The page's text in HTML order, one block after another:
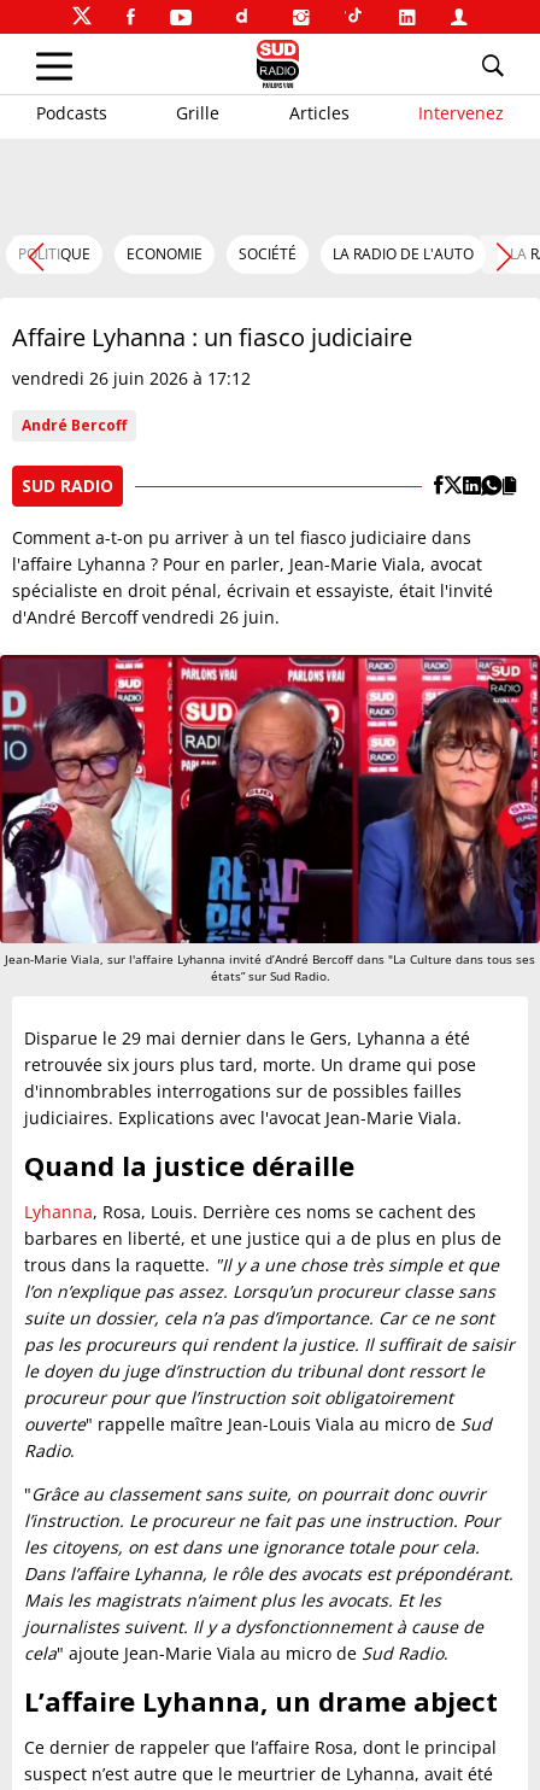
Podcasts Grille Articles Intervenez
POLITIQUE ECONOMIE SOCIÉTÉ LA RADIO DE L'AUTO LA
Affaire Lyhanna : un fiasco judiciaire
vendredi 26 juin 2026 à 17:12
André Bercoff
SUD RADIO
Comment a-t-on pu arriver à un tel fiasco judiciaire dans
l'affaire Lyhanna ? Pour en parler, Jean-Marie Viala, avocat
spécialiste en droit pénal, écrivain et essayiste, était l'invité
d'André Bercoff vendredi 26 juin.
Jean-Marie Viala, sur l'affaire Lyhanna invité d’André Bercoff dans "La Culture dans tous ses
états” sur Sud Radio.
Disparue le 29 mai dernier dans le Gers, Lyhanna a été
retrouvée six jours plus tard, morte. Un drame qui pose
d'innombrables interrogations sur de possibles failles
judiciaires. Explications avec l'avocat Jean-Marie Viala.
Quand la justice déraille
Lyhanna, Rosa, Louis. Derrière ces noms se cachent des
barbares en liberté, et une justice qui a de plus en plus de
trous dans la raquette. "Il y a une chose très simple et que
l’on n’explique pas assez. Lorsqu’un procureur classe sans
suite un dossier, cela n’a pas d’importance. Car ce ne sont
pas les procureurs qui rendent la justice. Il suffirait de saisir
le doyen du juge d’instruction du tribunal dont ressort le
procureur pour que l’instruction soit obligatoirement
ouverte" rappelle maître Jean-Louis Viala au micro de Sud
Radio.
"Grâce au classement sans suite, on pourrait donc ouvrir
l’instruction. Le procureur ne fait pas une instruction. Pour
les citoyens, on est dans une ignorance totale pour cela.
Dans l’affaire Lyhanna, le rôle des avocats est prépondérant.
Mais les magistrats n’aiment plus les avocats. Et les
journalistes suivent. Il y a dysfonctionnement à cause de
cela" ajoute Jean-Marie Viala au micro de Sud Radio.
L’affaire Lyhanna, un drame abject
Ce dernier de rappeler que l’affaire Rosa, dont le principal
suspect n’est autre que le meurtrier de Lyhanna, avait été